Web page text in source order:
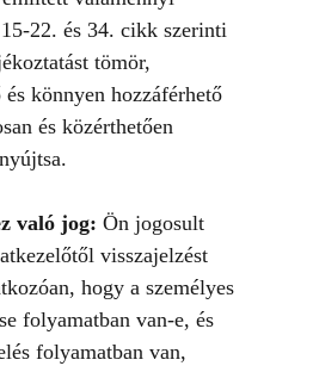
22. és 34. cikk szerinti
tömör,
könnyen hozzáférhető
és közérthetően
való jog: Ön jogosult
visszajelzést
hogy a személyes
folyamatban van-e, és
folyamatban van,